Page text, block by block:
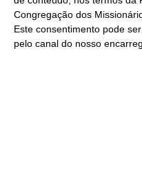
Congregação dos
Este consentimento pode
pelo canal do nosso